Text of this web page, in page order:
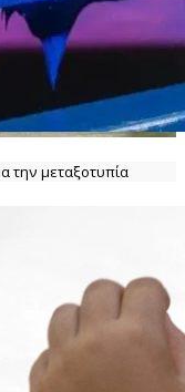
την μεταξοτυπία